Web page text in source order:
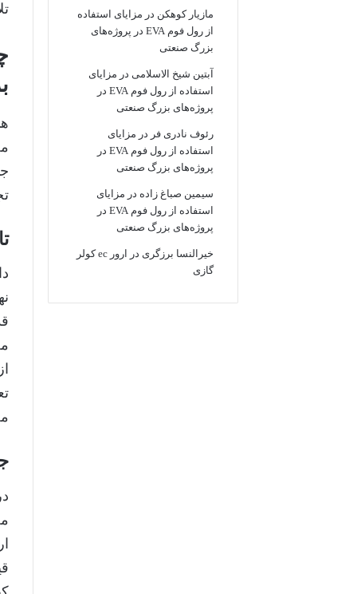
مازیار کوهکن در مزایای استفاده
از رول فوم EVA در پروژه‌های
بزرگ صنعتی
آبتین شیخ الاسلامی در مزایای
استفاده از رول فوم EVA در
پروژه‌های بزرگ صنعتی
رئوف نادری فر در مزایای
استفاده از رول فوم EVA در
پروژه‌های بزرگ صنعتی
سیمین صباغ زاده در مزایای
استفاده از رول فوم EVA در
پروژه‌های بزرگ صنعتی
خیرالنسا برزگری در
ارور ec کولر
گازی